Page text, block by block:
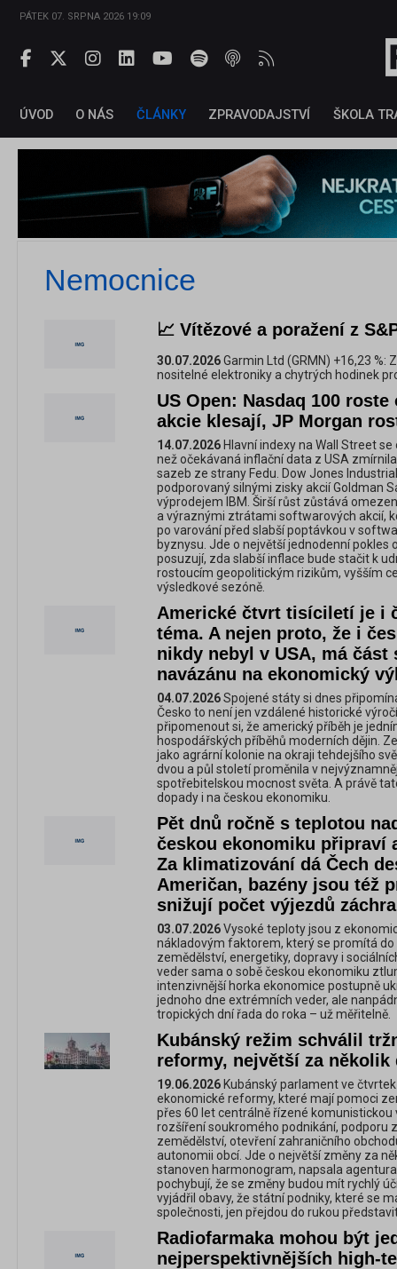
PÁTEK 07. SRPNA 2026 19:09
ÚVOD O NÁS ČLÁNKY ZPRAVODAJSTVÍ ŠKOLA
Nemocnice
📈 Vítězové a poražení z
30.07.2026Garmin Ltd (GRMN) +16,23 %:
nositelné elektroniky a chytrých hodinek
US Open: Nasdaq 100
akcie klesají, JP Morgan
14.07.2026 Hlavní indexy na Wall Street
než očekávaná inflační data z USA
sazeb ze strany Fedu. Dow Jones
podporovaný silnými zisky akcií Goldman
výprodejem IBM. Širší růst zůstává
a výraznými ztrátami softwarových akcií,
po varování před slabší poptávkou v
byznysu. Jde o největší jednodenní pokles
posuzují, zda slabší inflace bude stačit k
rostoucím geopolitickým rizikům, vyšším
výsledkové sezóně.
Americké čtvrt tisíciletí je i
téma. A nejen proto, že i
nikdy nebyl v USA, má část
navázánu na ekonomický
04.07.2026Spojené státy si dnes
Česko to není jen vzdálené historické
připomenout si, že americký příběh je
hospodářských příběhů moderních dějin.
jako agrární kolonie na okraji tehdejšího
dvou a půl století proměnila v
spotřebitelskou mocnost světa. A právě
dopady i na českou ekonomiku.
Pět dnů ročně s teplotou
českou ekonomiku připraví
Za klimatizování dá Čech
Američan, bazény jsou též
snižují počet výjezdů
03.07.2026Vysoké teploty jsou z
nákladovým faktorem, který se promítá
zemědělství, energetiky, dopravy i
veder sama o sobě českou ekonomiku
intenzivnější horka ekonomice postupně
jednoho dne extrémních veder, ale
tropických dní řada do roka – už měřitelně.
Kubánský režim schválil
reformy, největší za několik
19.06.2026 Kubánský parlament ve
ekonomické reformy, které mají pomoci
přes 60 let centrálně řízené
rozšíření soukromého podnikání, podporu
zemědělství, otevření zahraničního
autonomii obcí. Jde o největší změny za
stanoven harmonogram, napsala
pochybují, že se změny budou mít rychlý
vyjádřil obavy, že státní podniky, které se
společnosti, jen přejdou do rukou
Radiofarmaka mohou být
nejperspektivnějších high-